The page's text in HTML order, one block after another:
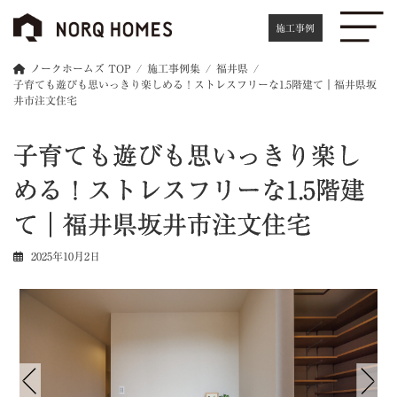
施工事例
ノークホームズ TOP 施工事例集
福井県
子育ても遊びも思いっきり楽しめる！ストレスフリーな1.5階建て｜福井県坂
井市注文住宅
子育ても遊びも思いっきり楽し
める！ストレスフリーな1.5階建
て｜福井県坂井市注文住宅
2025年10月2日